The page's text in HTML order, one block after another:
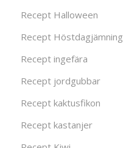
Recept Halloween
Recept Höstdagjämning
Recept ingefära
Recept jordgubbar
Recept kaktusfikon
Recept kastanjer